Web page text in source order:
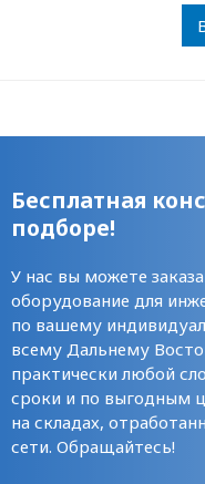
Бесплатная
подборе!
У нас вы можете
оборудование для
по вашему
всему Дальнему
практически любой
сроки и по выгодным
на складах,
сети. Обращайтесь!